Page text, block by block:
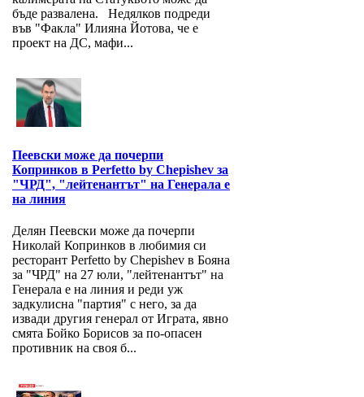
бъде развалена. Недялков подреди
във "Факла" Илияна Йотова, че е
проект на ДС, мафи...
Пеевски може да почерпи
Копринков в Perfetto by Chepishev за
"ЧРД", "лейтенантът" на Генерала е
на линия
Делян Пеевски може да почерпи
Николай Копринков в любимия си
ресторант Perfetto by Chepishev в Бояна
за "ЧРД" на 27 юли, "лейтенантът" на
Генерала е на линия и реди уж
задкулисна "партия" с него, за да
извади другия генерал от Играта, явно
смята Бойко Борисов за по-опасен
противник на своя б...